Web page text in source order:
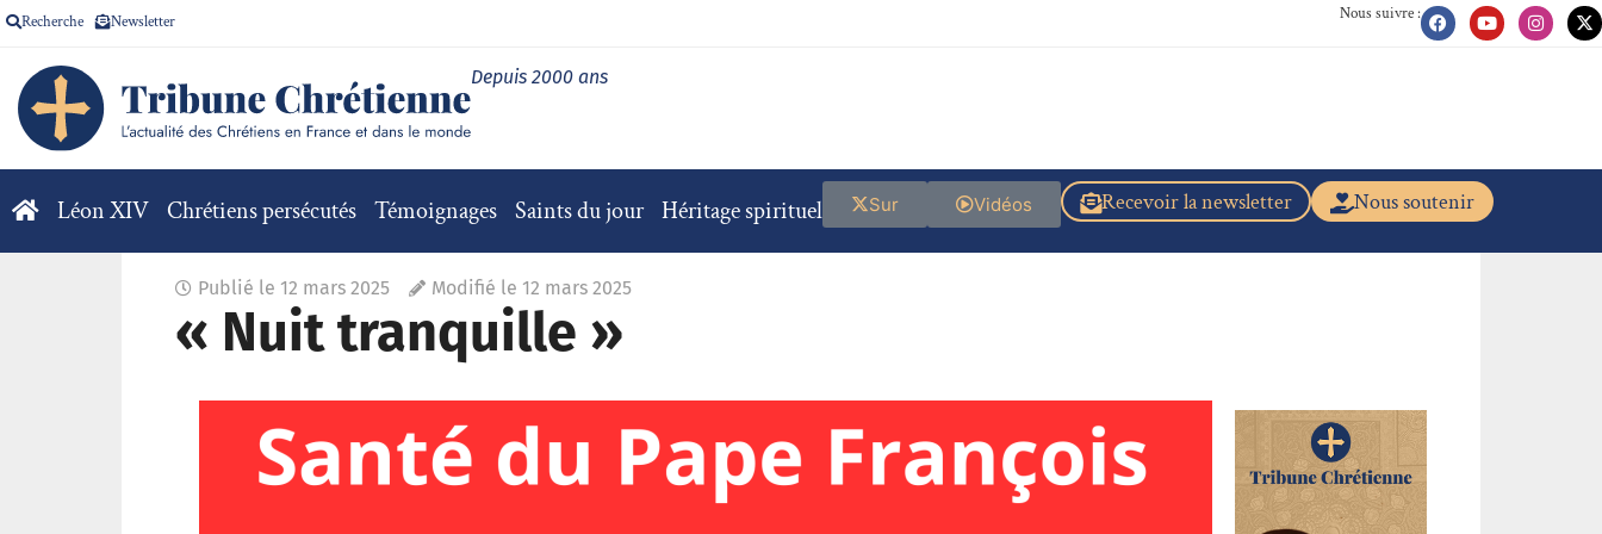
Recherche Newsletter Nous suivre :
Depuis 2000 ans
Léon XIV Chrétiens persécutés Témoignages Saints du jour Héritage spirituel Nous soutenir
Recevoir la newsletter
Vidéos
Sur
Publié le 12 mars 2025 Modifié le 12 mars 2025
« Nuit tranquille »